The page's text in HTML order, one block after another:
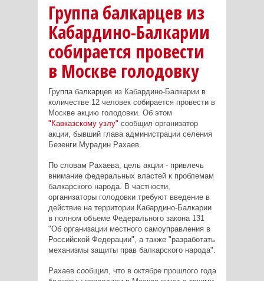
Группа балкарцев из
Кабардино-Балкарии
собирается провести
в Москве голодовку
Группа балкарцев из Кабардино-Балкарии в
количестве 12 человек собирается провести в
Москве акцию голодовки. Об этом
"Кавказскому узлу" сообщил организатор
акции, бывший глава администрации селения
Безенги Мурадин Рахаев.
По словам Рахаева, цель акции - привлечь
внимание федеральных властей к проблемам
балкарского народа. В частности,
организаторы голодовки требуют введение в
действие на территории Кабардино-Балкарии
в полном объеме Федерального закона 131
"Об организации местного самоуправления в
Российской Федерации", а также "разработать
механизмы защиты прав балкарского народа".
Рахаев сообщил, что в октябре прошлого года